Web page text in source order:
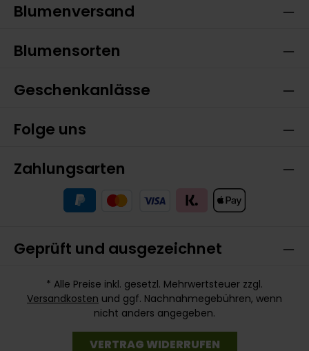
Blumenversand
Blumensorten
Geschenkanlässe
Folge uns
Zahlungsarten
Geprüft und ausgezeichnet
* Alle Preise inkl. gesetzl. Mehrwertsteuer zzgl.
Versandkosten und ggf. Nachnahmegebühren, wenn
nicht anders angegeben.
VERTRAG WIDERRUFEN